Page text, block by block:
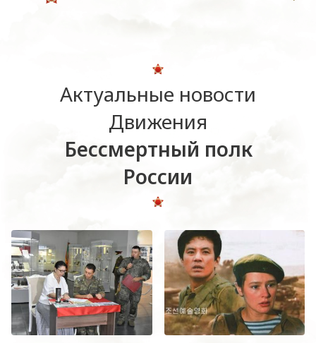
Актуальные новости
Движения
Бессмертный полк
России